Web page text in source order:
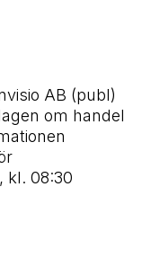
AB (publ)
om handel
kl. 08:30